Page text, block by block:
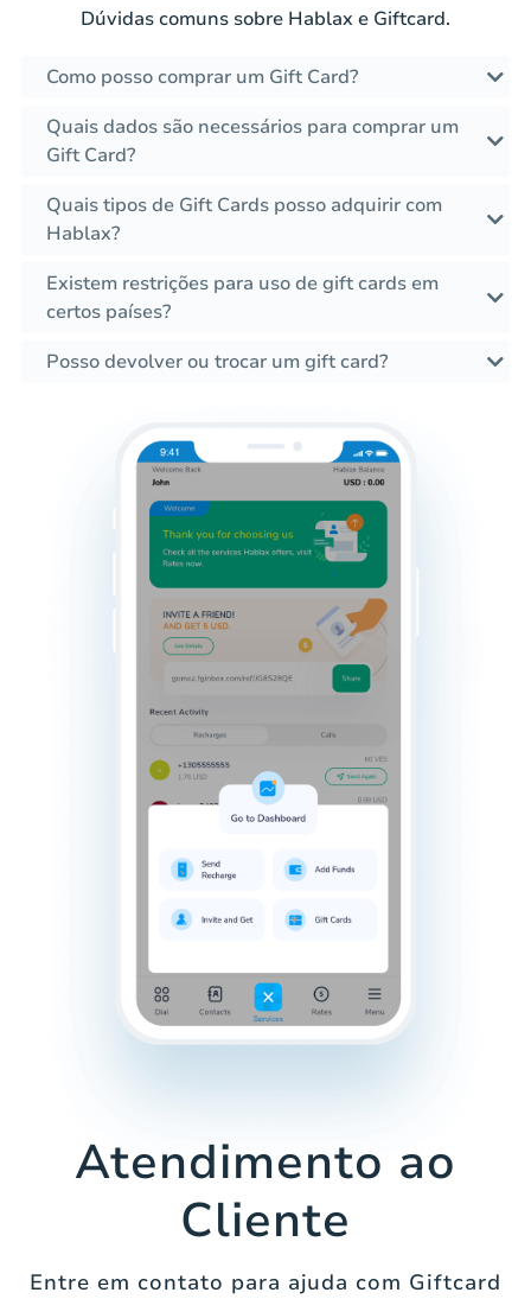
Dúvidas comuns sobre Hablax e Giftcard.
Como posso comprar um Gift Card?
Quais dados são necessários para comprar um
Gift Card?
Quais tipos de Gift Cards posso adquirir com
Hablax?
Existem restrições para uso de gift cards em
certos países?
Posso devolver ou trocar um gift card?
Atendimento ao
Cliente
Entre em contato para ajuda com Giftcard